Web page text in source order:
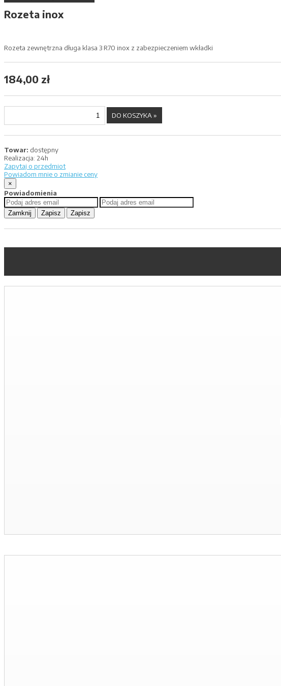
Rozeta inox
Rozeta zewnętrzna długa klasa 3 R70 inox z zabezpieczeniem wkładki
184,00 zł
Towar: dostępny
Realizacja: 24h
Zapytaj o przedmiot
Powiadom mnie o zmianie ceny
×
Powiadomienia
Zamknij Zapisz Zapisz